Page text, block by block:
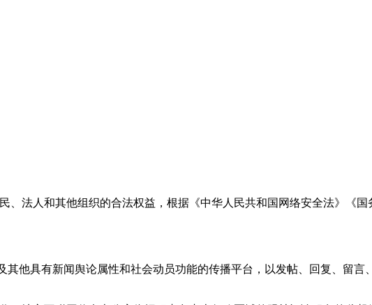
法人和其他组织的合法权益，根据《中华人民共和国网络安全法》《
他具有新闻舆论属性和社会动员功能的传播平台，以发帖、回复、留言